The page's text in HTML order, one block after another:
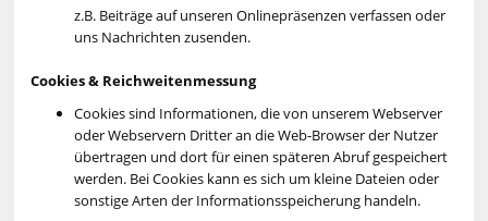
z.B. Beiträge auf unseren Onlinepräsenzen verfassen oder
uns Nachrichten zusenden.
Cookies & Reichweitenmessung
Cookies sind Informationen, die von unserem Webserver
oder Webservern Dritter an die Web-Browser der Nutzer
übertragen und dort für einen späteren Abruf gespeichert
werden. Bei Cookies kann es sich um kleine Dateien oder
sonstige Arten der Informationsspeicherung handeln.